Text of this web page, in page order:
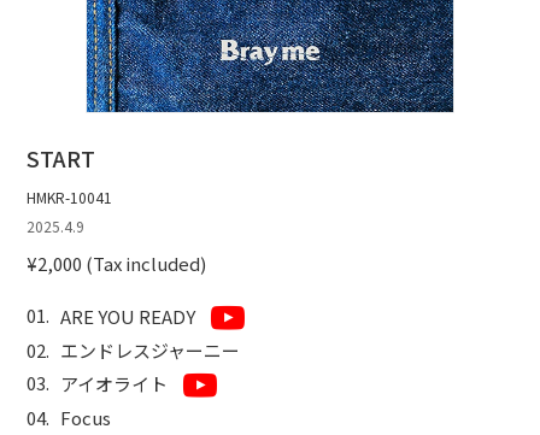
START
HMKR-10041
2025.4.9
¥2,000 (Tax included)
ARE YOU READY
エンドレスジャーニー
アイオライト
Focus